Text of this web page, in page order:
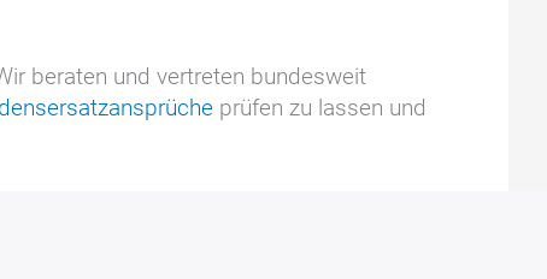
beraten und vertreten bundesweit
prüfen zu lassen und